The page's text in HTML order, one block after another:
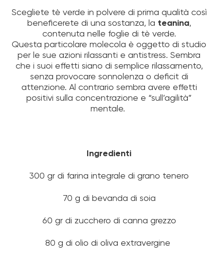
Scegliete tè verde in polvere di prima qualità così
beneficerete di una sostanza, la teanina,
contenuta nelle foglie di tè verde.
Questa particolare molecola è oggetto di studio
per le sue azioni rilassanti e antistress. Sembra
che i suoi effetti siano di semplice rilassamento,
senza provocare sonnolenza o deficit di
attenzione. Al contrario sembra avere effetti
positivi sulla concentrazione e “sull’agilità”
mentale.
Ingredienti
300 gr di farina integrale di grano tenero
70 g di bevanda di soia
60 gr di zucchero di canna grezzo
80 g di olio di oliva extravergine